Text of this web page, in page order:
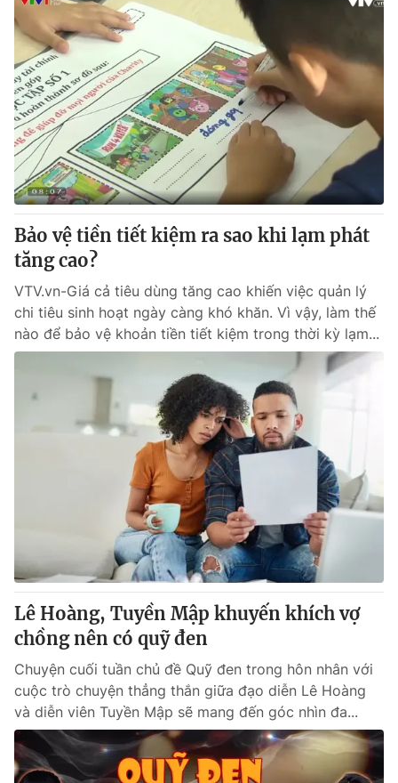
Bảo vệ tiền tiết kiệm ra sao khi lạm phát
tăng cao?
VTV.vn-Giá cả tiêu dùng tăng cao khiến việc quản lý
chi tiêu sinh hoạt ngày càng khó khăn. Vì vậy, làm thế
nào để bảo vệ khoản tiền tiết kiệm trong thời kỳ lạm...
Lê Hoàng, Tuyền Mập khuyến khích vợ
chồng nên có quỹ đen
Chuyện cuối tuần chủ đề Quỹ đen trong hôn nhân với
cuộc trò chuyện thẳng thắn giữa đạo diễn Lê Hoàng
và diễn viên Tuyền Mập sẽ mang đến góc nhìn đa...